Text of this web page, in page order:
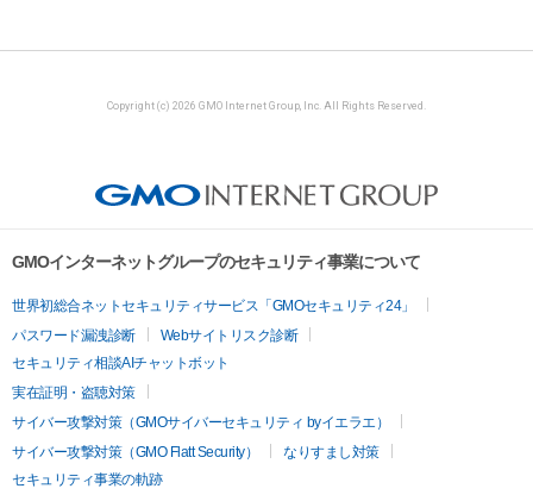
Copyright (c) 2026 GMO Internet Group, Inc. All Rights Reserved.
GMOインターネットグループのセキュリティ事業について
世界初総合ネットセキュリティサービス「GMOセキュリティ24」
パスワード漏洩診断
Webサイトリスク診断
セキュリティ相談AIチャットボット
実在証明・盗聴対策
サイバー攻撃対策（GMOサイバーセキュリティ byイエラエ）
サイバー攻撃対策（GMO Flatt Security）
なりすまし対策
セキュリティ事業の軌跡